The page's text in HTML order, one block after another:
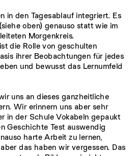
in den Tagesablauf integriert. Es
oben) genauso statt wie im
Morgenkreis.
die Rolle von geschulten
ihrer Beobachtungen für jedes
und bewusst das Lernumfeld
uns an dieses ganzheitliche
Wir erinnern uns aber sehr
in der Schule Vokabeln gepaukt
Geschichte Test auswendig
harte Arbeit zu lernen,
das haben wir vergessen. Das